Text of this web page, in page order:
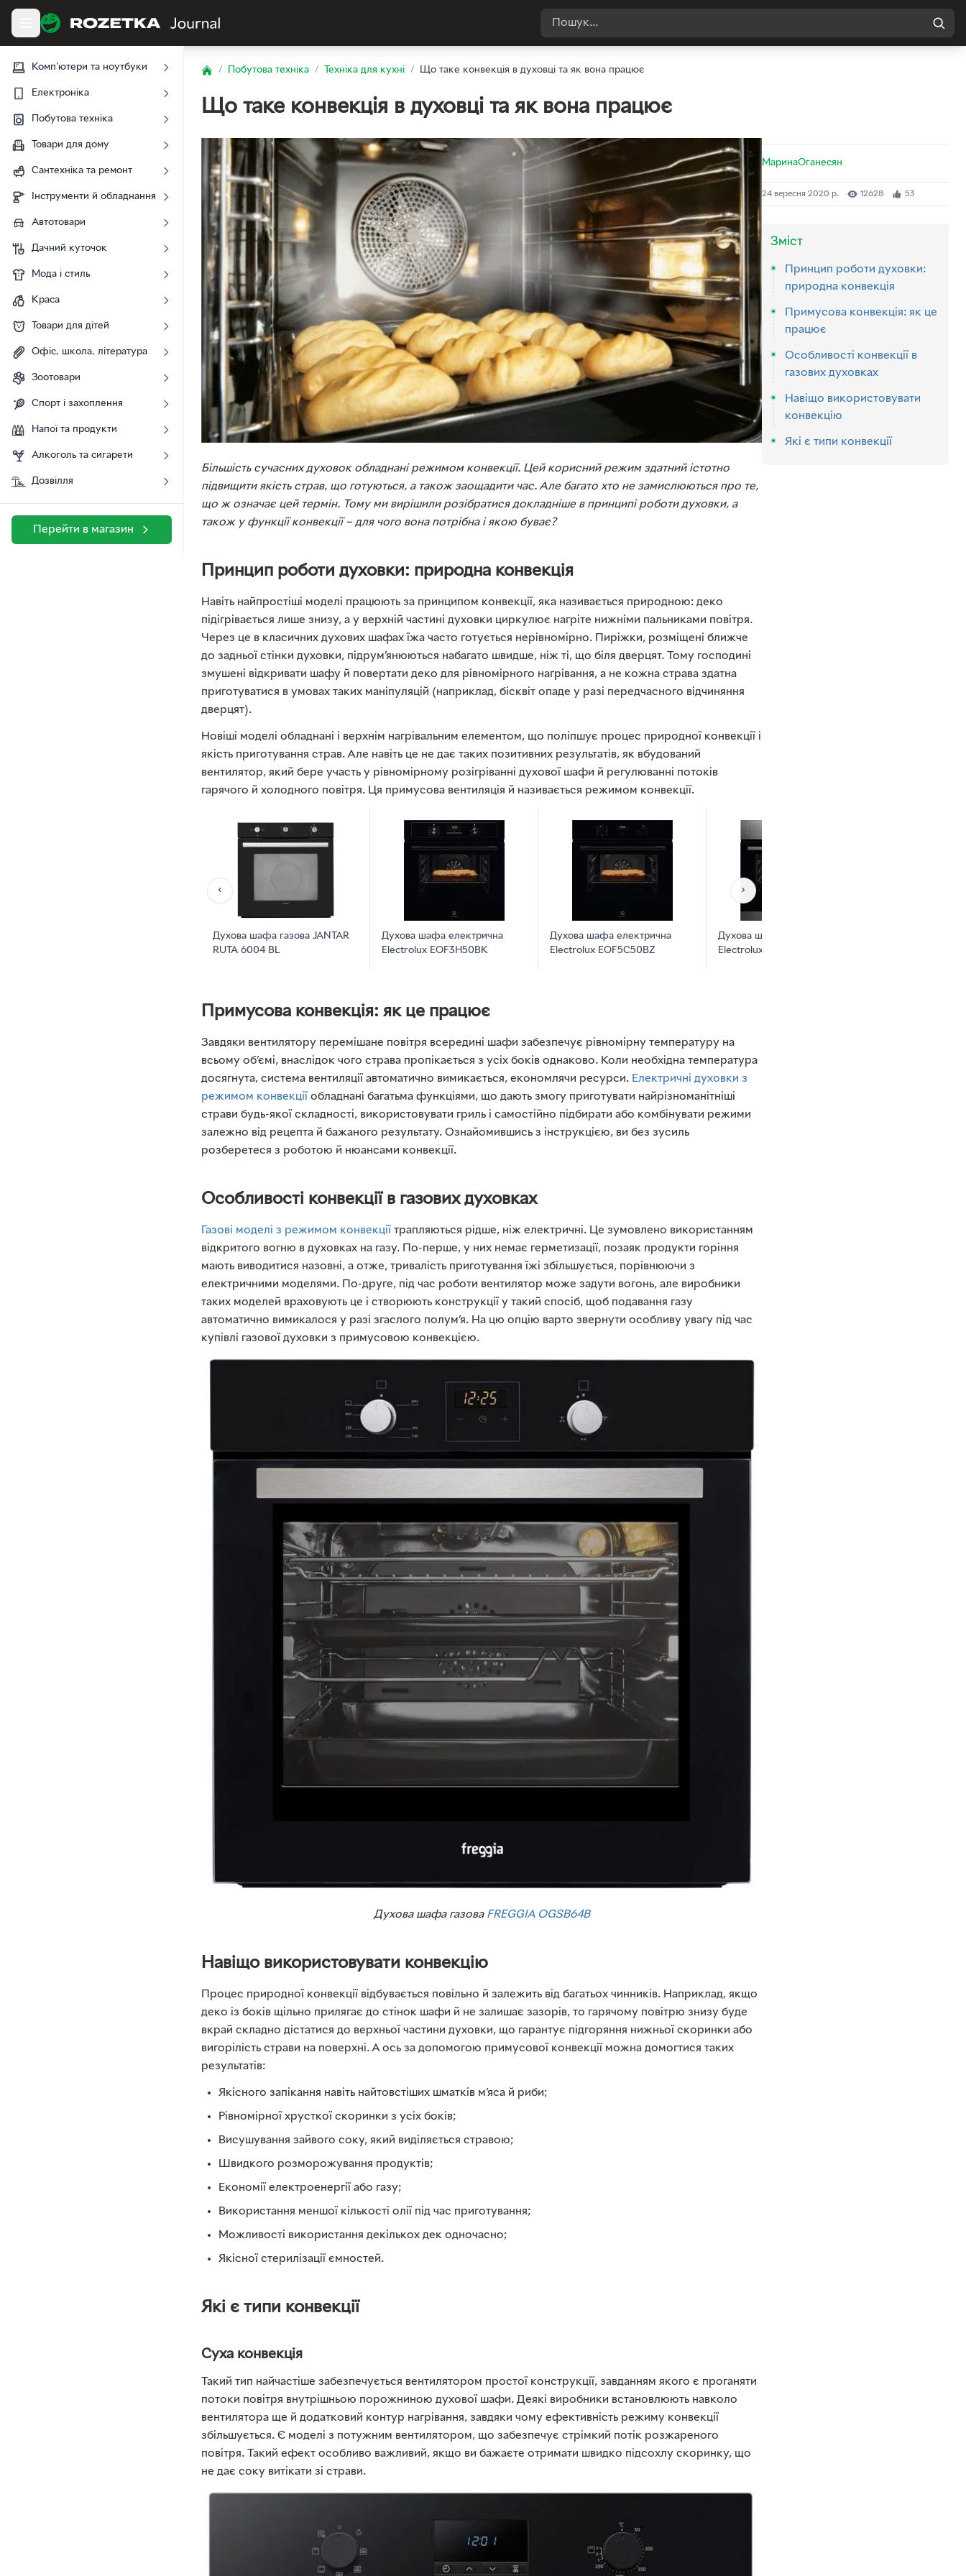
Комп'ютери та ноутбуки
Електроніка
Побутова техніка
Товари для дому
Сантехніка та ремонт
Інструменти й обладнання
Автотовари
Дачний куточок
Мода і стиль
Краса
Товари для дітей
Офіс, школа, література
Зоотовари
Спорт і захоплення
Напої та продукти
Алкоголь та сигарети
Дозвілля
Перейти в магазин
Home
/ Побутова техніка / Техніка для кухні / Що таке конвекція в духовці та як вона працює
Що таке конвекція в духовці та як вона працює
Більшість сучасних духовок обладнані режимом конвекції. Цей корисний режим здатний істотно
підвищити якість страв, що готуються, а також заощадити час. Але багато хто не замислюються про те,
що ж означає цей термін. Тому ми вирішили розібратися докладніше в принципі роботи духовки, а
також у функції конвекції – для чого вона потрібна і якою буває?
Принцип роботи духовки: природна конвекція
Навіть найпростіші моделі працюють за принципом конвекції, яка називається природною: деко
підігрівається лише знизу, а у верхній частині духовки циркулює нагріте нижніми пальниками повітря.
Через це в класичних духових шафах їжа часто готується нерівномірно. Пиріжки, розміщені ближче
до задньої стінки духовки, підрум’янюються набагато швидше, ніж ті, що біля дверцят. Тому господині
змушені відкривати шафу й повертати деко для рівномірного нагрівання, а не кожна страва здатна
приготуватися в умовах таких маніпуляцій (наприклад, бісквіт опаде у разі передчасного відчиняння
дверцят).
Новіші моделі обладнані і верхнім нагрівальним елементом, що поліпшує процес природної конвекції і
якість приготування страв. Але навіть це не дає таких позитивних результатів, як вбудований
вентилятор, який бере участь у рівномірному розігріванні духової шафи й регулюванні потоків
гарячого й холодного повітря. Ця примусова вентиляція й називається режимом конвекції.
‹
Духова шафа газова JANTAR
RUTA 6004 BL
Духова шафа електрична
Electrolux EOF3H50BK
Духова шафа електрична
Electrolux EOF5C50BZ
Духова шафа електрична
Electrolux EOF3H00BX
›
Примусова конвекція: як це працює
Завдяки вентилятору перемішане повітря всередині шафи забезпечує рівномірну температуру на
всьому об’ємі, внаслідок чого страва пропікається з усіх боків однаково. Коли необхідна температура
досягнута, система вентиляції автоматично вимикається, економлячи ресурси. Електричні духовки з
режимом конвекції обладнані багатьма функціями, що дають змогу приготувати найрізноманітніші
страви будь-якої складності, використовувати гриль і самостійно підбирати або комбінувати режими
залежно від рецепта й бажаного результату. Ознайомившись з інструкцією, ви без зусиль
розберетеся з роботою й нюансами конвекції.
Особливості конвекції в газових духовках
Газові моделі з режимом конвекції трапляються рідше, ніж електричні. Це зумовлено використанням
відкритого вогню в духовках на газу. По-перше, у них немає герметизації, позаяк продукти горіння
мають виводитися назовні, а отже, тривалість приготування їжі збільшується, порівнюючи з
електричними моделями. По-друге, під час роботи вентилятор може задути вогонь, але виробники
таких моделей враховують це і створюють конструкції у такий спосіб, щоб подавання газу
автоматично вимикалося у разі згаслого полум’я. На цю опцію варто звернути особливу увагу під час
купівлі газової духовки з примусовою конвекцією.
Духова шафа газова FREGGIA OGSB64B
Навіщо використовувати конвекцію
Процес природної конвекції відбувається повільно й залежить від багатьох чинників. Наприклад, якщо
деко із боків щільно прилягає до стінок шафи й не залишає зазорів, то гарячому повітрю знизу буде
вкрай складно дістатися до верхньої частини духовки, що гарантує підгоряння нижньої скоринки або
вигорілість страви на поверхні. А ось за допомогою примусової конвекції можна домогтися таких
результатів:
Якісного запікання навіть найтовстіших шматків м’яса й риби;
Рівномірної хрусткої скоринки з усіх боків;
Висушування зайвого соку, який виділяється стравою;
Швидкого розморожування продуктів;
Економії електроенергії або газу;
Використання меншої кількості олії під час приготування;
Можливості використання декількох дек одночасно;
Якісної стерилізації ємностей.
Які є типи конвекції
Суха конвекція
Такий тип найчастіше забезпечується вентилятором простої конструкції, завданням якого є проганяти
потоки повітря внутрішньою порожниною духової шафи. Деякі виробники встановлюють навколо
вентилятора ще й додатковий контур нагрівання, завдяки чому ефективність режиму конвекції
збільшується. Є моделі з потужним вентилятором, що забезпечує стрімкий потік розжареного
повітря. Такий ефект особливо важливий, якщо ви бажаєте отримати швидко підсохлу скоринку, що
не дає соку витікати зі страви.
МаринаОганесян
24 вересня 2020 р. 12628 53
Зміст
Принцип роботи духовки:
природна конвекція
Примусова конвекція: як це
працює
Особливості конвекції в
газових духовках
Навіщо використовувати
конвекцію
Які є типи конвекції